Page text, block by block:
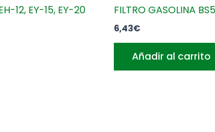
12, EY-15, EY-20 FILTRO GASOLINA
6,43€
Añadir al carrito